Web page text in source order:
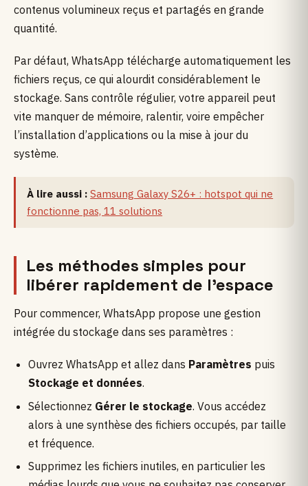
contenus volumineux reçus et partagés en grande
quantité.
Par défaut, WhatsApp télécharge automatiquement les
fichiers reçus, ce qui alourdit considérablement le
stockage. Sans contrôle régulier, votre appareil peut
vite manquer de mémoire, ralentir, voire empêcher
l’installation d’applications ou la mise à jour du
système.
À lire aussi : Samsung Galaxy S26+ : hotspot qui ne
fonctionne pas, 11 solutions
Les méthodes simples pour
libérer rapidement de l’espace
Pour commencer, WhatsApp propose une gestion
intégrée du stockage dans ses paramètres :
Ouvrez WhatsApp et allez dans Paramètres puis
Stockage et données.
Sélectionnez Gérer le stockage. Vous accédez
alors à une synthèse des fichiers occupés, par taille
et fréquence.
Supprimez les fichiers inutiles, en particulier les